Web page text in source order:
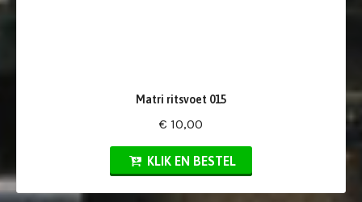
Matri ritsvoet 015
€ 10,00
KLIK EN BESTEL